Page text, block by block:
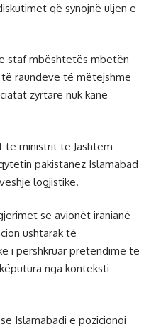
që synojnë uljen e
staf mbështetës mbetën
raundeve të mëtejshme
zyrtare nuk kanë
të ministrit të Jashtëm
pakistanez Islamabad
logjistike.
se avionët iranianë
ushtarak të
i përshkruar pretendime të
nga konteksti
Islamabadi e pozicionoi